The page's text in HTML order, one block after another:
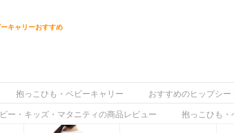
キャリーおすすめ
抱っこひも・ベビーキャリー おすすめのヒップシー
ー・キッズ・マタニティの商品レビュー 抱っこひも・